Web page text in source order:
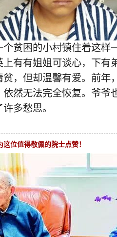
贫困的小村镇住着这样
有有姐姐可谈心，下有
，但却温馨有爱。前年
然无法完全恢复。爷爷
多愁思。
位值得敬佩的院士点赞！